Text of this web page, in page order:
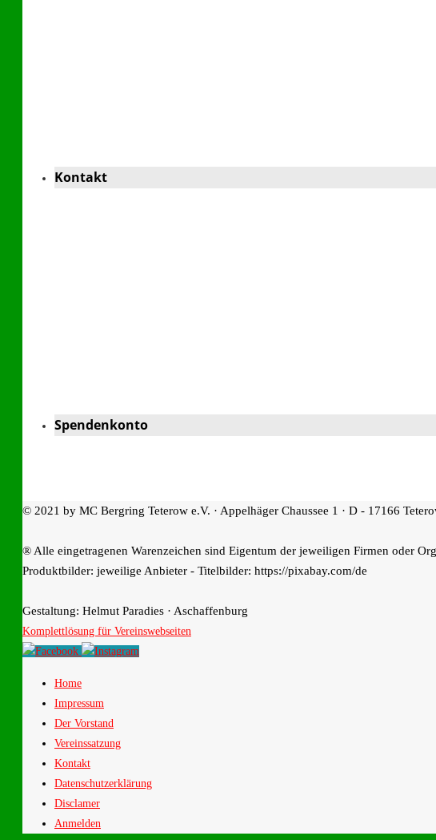
Kontakt
Spendenkonto
© 2021 by MC Bergring Teterow e.V. · Appelhäger Chaussee 1 · D - 17166
® Alle eingetragenen Warenzeichen sind Eigentum der jeweiligen Firmen oder
Produktbilder: jeweilige Anbieter - Titelbilder: https://pixabay.com/de
Gestaltung: Helmut Paradies · Aschaffenburg
Komplettlösung für Vereinswebseiten
Home
Impressum
Der Vorstand
Vereinssatzung
Kontakt
Datenschutzerklärung
Disclamer
Anmelden